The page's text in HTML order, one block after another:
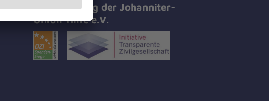
Zertifizierung der Johanniter-
Unfall-Hilfe e.V.